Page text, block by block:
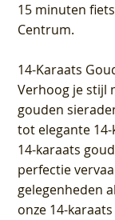
15 minuten
Centrum.
14-Karaats
Verhoog je stijl
gouden
tot elegante
14-karaats
perfectie
gelegenheden
onze 14-